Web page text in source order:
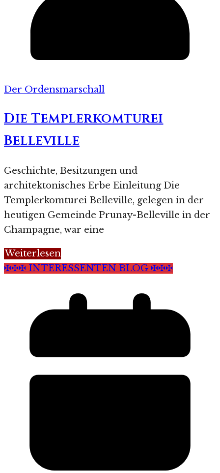
Der Ordensmarschall
Die Templerkomturei
Belleville
Geschichte, Besitzungen und
architektonisches Erbe Einleitung Die
Templerkomturei Belleville, gelegen in der
heutigen Gemeinde Prunay-Belleville in der
Champagne, war eine
Weiterlesen
✠✠✠ INTERESSENTEN BLOG ✠✠✠